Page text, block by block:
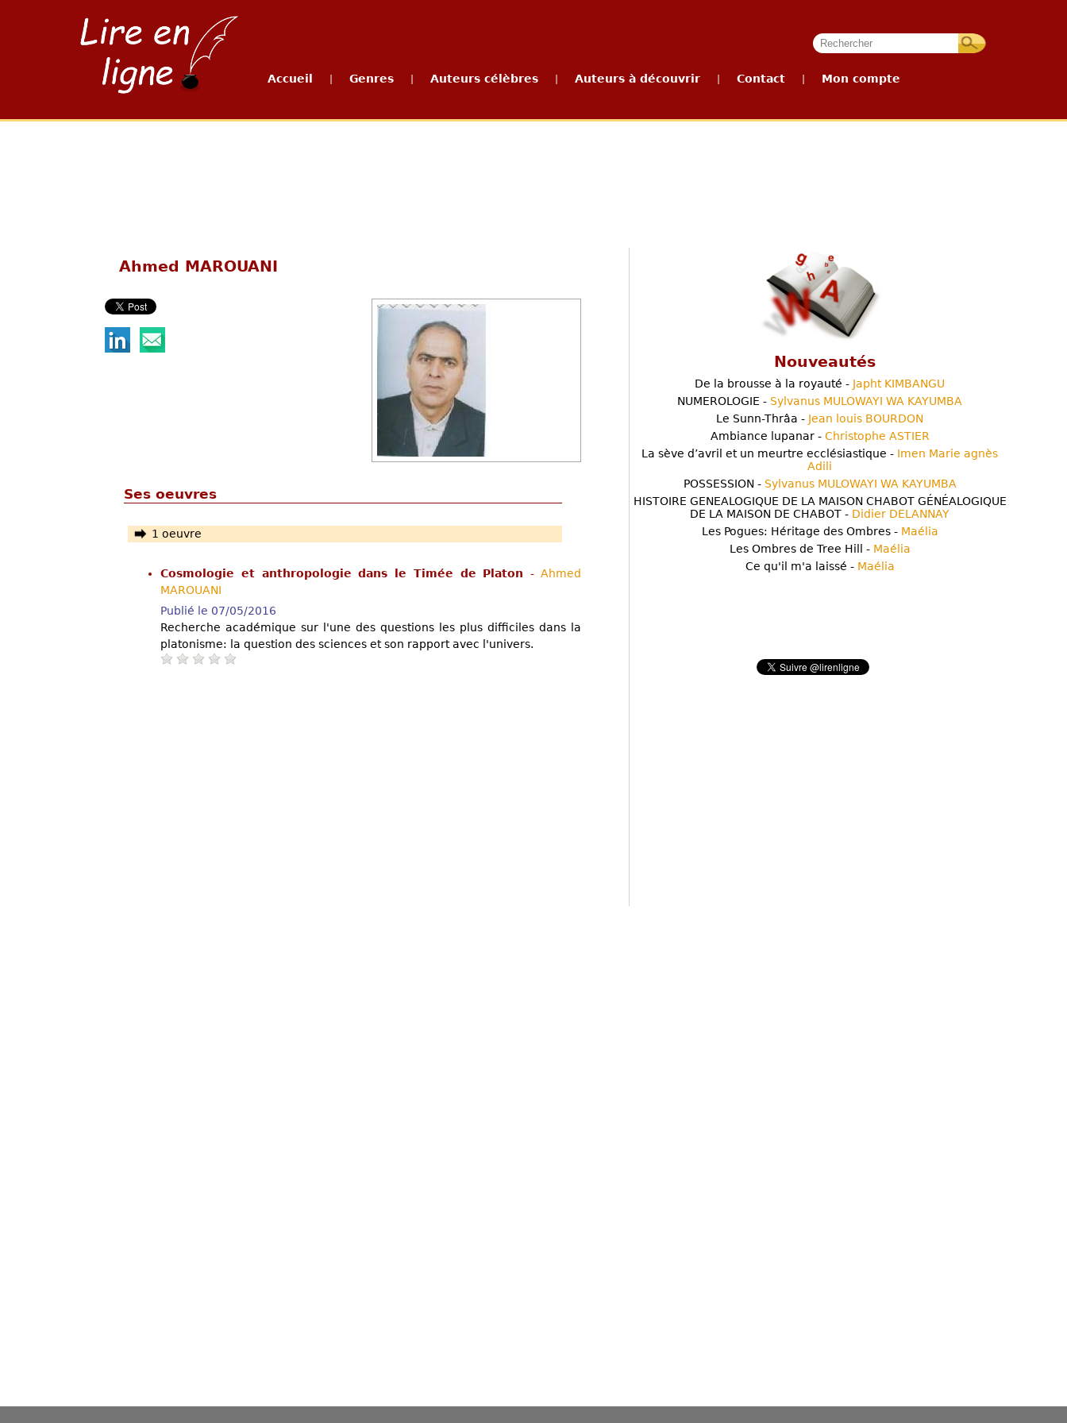
Accueil Genres Auteurs célèbres Auteurs à découvrir Contact Mon compte
Ahmed MAROUANI
Ses oeuvres
1 oeuvre
Cosmologie et anthropologie dans le Timée de Platon-Ahmed
MAROUANI
Publié le 07/05/2016
Recherche académique sur l'une des questions les plus difficiles dans la
platonisme: la question des sciences et son rapport avec l'univers.
Nouveautés
De la brousse à la royauté - Japht KIMBANGU
NUMEROLOGIE - Sylvanus MULOWAYI WA KAYUMBA
Le Sunn-Thrâa - Jean louis BOURDON
Ambiance lupanar - Christophe ASTIER
La sève d’avril et un meurtre ecclésiastique - Imen Marie agnès
Adili
POSSESSION - Sylvanus MULOWAYI WA KAYUMBA
HISTOIRE GENEALOGIQUE DE LA MAISON CHABOT GÉNÉALOGIQUE
DE LA MAISON DE CHABOT - Didier DELANNAY
Les Pogues: Héritage des Ombres - Maélia
Les Ombres de Tree Hill - Maélia
Ce qu'il m'a laissé - Maélia